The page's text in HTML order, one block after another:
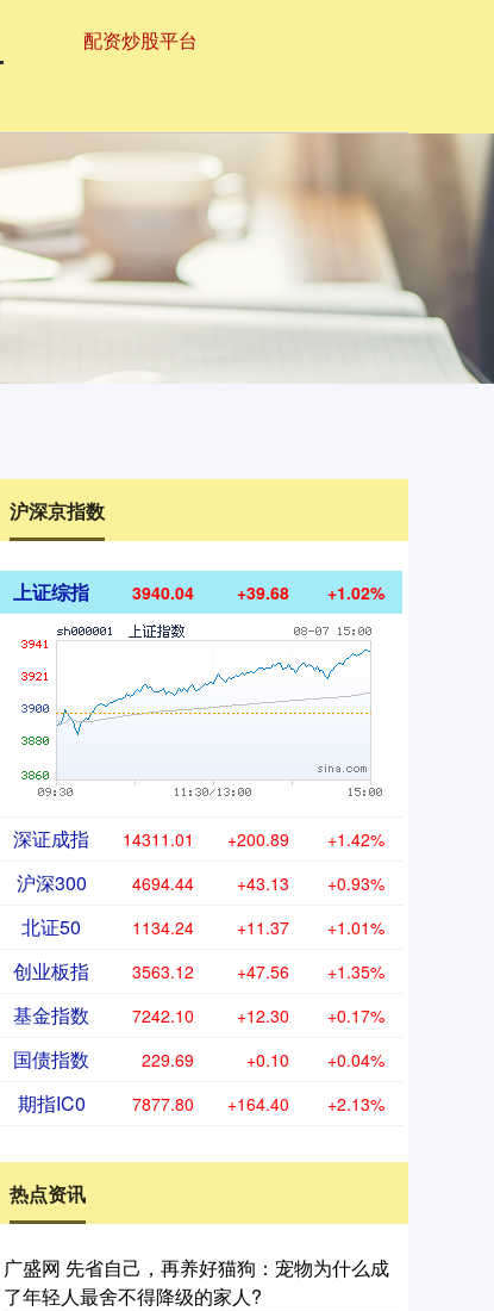
配资炒股平台
沪深京指数
上证综指 3940.04 +39.68 +1.02%
深证成指 14311.01 +200.89 +1.42%
沪深300 4694.44 +43.13 +0.93%
北证50 1134.24 +11.37 +1.01%
创业板指 3563.12 +47.56 +1.35%
基金指数 7242.10 +12.30 +0.17%
国债指数 229.69 +0.10 +0.04%
期指IC0 7877.80 +164.40 +2.13%
热点资讯
广盛网 先省自己，再养好猫狗：宠物为什么成
了年轻人最舍不得降级的家人?